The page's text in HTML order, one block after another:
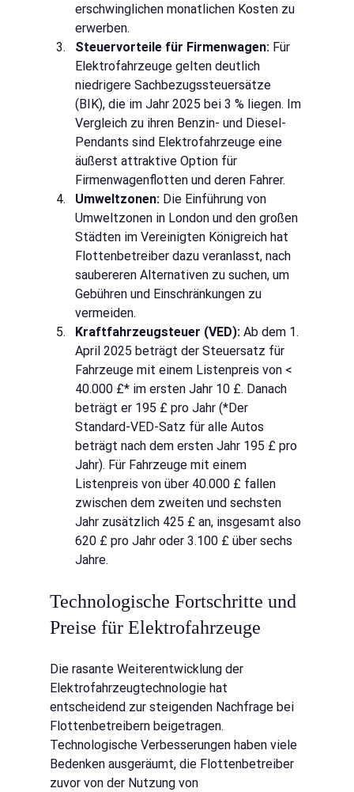
erschwinglichen monatlichen Kosten zu
erwerben.
Steuervorteile für Firmenwagen: Für
Elektrofahrzeuge gelten deutlich
niedrigere Sachbezugssteuersätze
(BIK), die im Jahr 2025 bei 3 % liegen. Im
Vergleich zu ihren Benzin- und Diesel-
Pendants sind Elektrofahrzeuge eine
äußerst attraktive Option für
Firmenwagenflotten und deren Fahrer.
Umweltzonen: Die Einführung von
Umweltzonen in London und den großen
Städten im Vereinigten Königreich hat
Flottenbetreiber dazu veranlasst, nach
saubereren Alternativen zu suchen, um
Gebühren und Einschränkungen zu
vermeiden.
Kraftfahrzeugsteuer (VED): Ab dem 1.
April 2025 beträgt der Steuersatz für
Fahrzeuge mit einem Listenpreis von <
40.000 £* im ersten Jahr 10 £. Danach
beträgt er 195 £ pro Jahr (*Der
Standard-VED-Satz für alle Autos
beträgt nach dem ersten Jahr 195 £ pro
Jahr). Für Fahrzeuge mit einem
Listenpreis von über 40.000 £ fallen
zwischen dem zweiten und sechsten
Jahr zusätzlich 425 £ an, insgesamt also
620 £ pro Jahr oder 3.100 £ über sechs
Jahre.
Technologische Fortschritte und
Preise für Elektrofahrzeuge
Die rasante Weiterentwicklung der
Elektrofahrzeugtechnologie hat
entscheidend zur steigenden Nachfrage bei
Flottenbetreibern beigetragen.
Technologische Verbesserungen haben viele
Bedenken ausgeräumt, die Flottenbetreiber
zuvor von der Nutzung von